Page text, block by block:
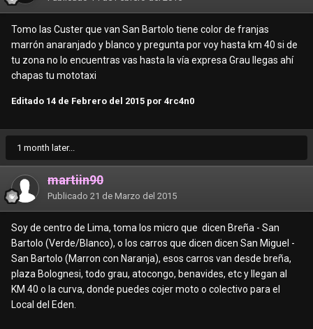
Tomo las Custer que van San Bartolo tiene color de franjas
marrón anaranjado y blanco y pregunta por voy hasta km 40 si de
tu zona no lo encuentras vas hasta la vía expresa Grau llegas ahí
chapas tu mototaxi
Editado 14 de Febrero del 2015 por 4rc4n0
1 month later...
martiin90
Publicado 21 de Marzo del 2015
Soy de centro de Lima, toma los micro que dicen Breña - San
Bartolo (Verde/Blanco), o los carros que dicen dicen San Miguel -
San Bartolo (Marron con Naranja), esos carros van desde breña,
plaza Bolognesi, todo grau, atocongo, benavides, etc y llegan al
KM 40 o la curva, donde puedes cojer moto o colectivo para el
Local del Eden.